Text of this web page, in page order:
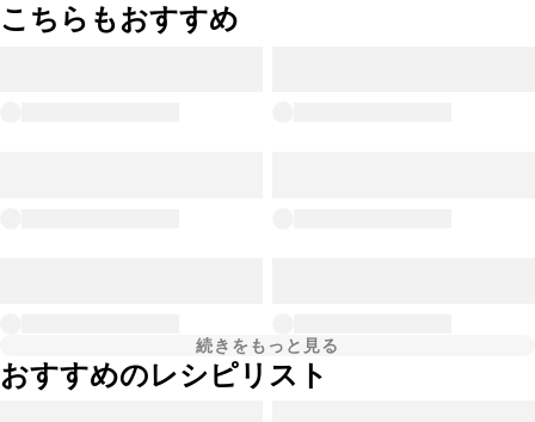
こちらもおすすめ
続きをもっと見る
おすすめのレシピリスト